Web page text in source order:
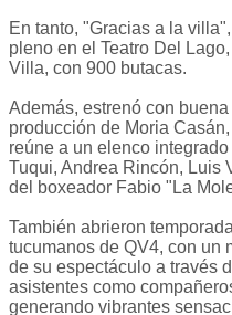
En tanto, "Gracias a la
pleno en el Teatro Del
Villa, con 900 butacas.
Además, estrenó con
producción de Moria
reúne a un elenco
Tuqui, Andrea Rincón, Luis
del boxeador Fabio "La
También abrieron
tucumanos de QV4, con un
de su espectáculo a través
asistentes como
generando vibrantes